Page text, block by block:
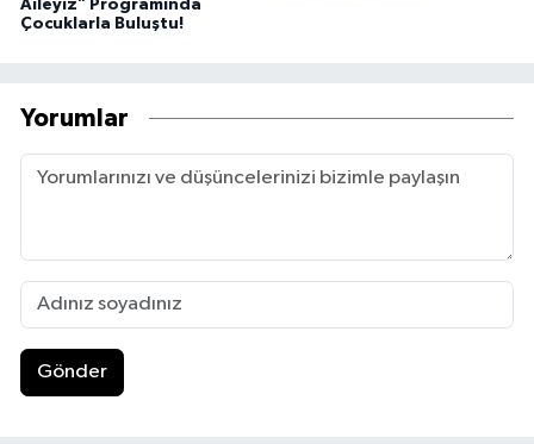
Aileyiz" Programında
Çocuklarla Buluştu!
Yorumlar
Gönder